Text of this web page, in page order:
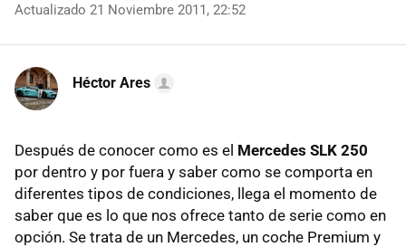
Actualizado 21 Noviembre 2011, 22:52
Héctor Ares
Después de conocer como es el Mercedes SLK 250
por dentro y por fuera y saber como se comporta en
diferentes tipos de condiciones, llega el momento de
saber que es lo que nos ofrece tanto de serie como en
opción. Se trata de un Mercedes, un coche Premium y